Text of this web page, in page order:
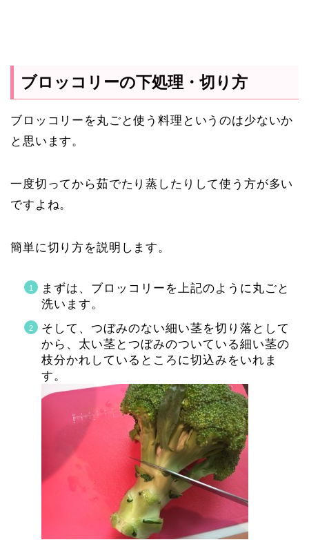
ブロッコリーの下処理・切り方
ブロッコリーを丸ごと使う料理というのは少ないか
と思います。
一度切ってから茹でたり蒸したりして使う方が多い
ですよね。
簡単に切り方を説明します。
まずは、ブロッコリーを上記のように丸ごと
洗います。
そして、つぼみのない細い茎を切り落として
から、太い茎とつぼみのついている細い茎の
枝分かれしているところに切込みをいれま
す。